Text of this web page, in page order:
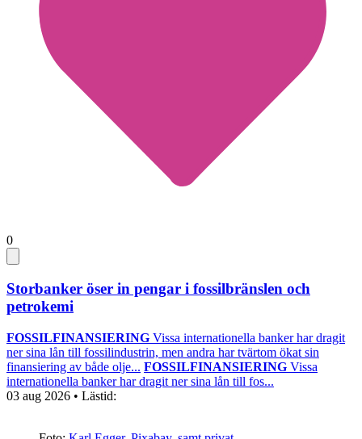
0
Storbanker öser in pengar i fossilbränslen och
petrokemi
FOSSILFINANSIERING Vissa internationella banker har dragit
ner sina lån till fossilindustrin, men andra har tvärtom ökat sin
finansiering av både olje... FOSSILFINANSIERING Vissa
internationella banker har dragit ner sina lån till fos...
03 aug 2026 • Lästid: